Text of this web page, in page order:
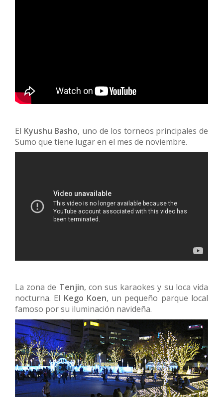
El Kyushu Basho, uno de los torneos principales de
Sumo que tiene lugar en el mes de noviembre.
La zona de Tenjin, con sus karaokes y su loca vida
nocturna. El Kego Koen, un pequeño parque local
famoso por su iluminación navideña.